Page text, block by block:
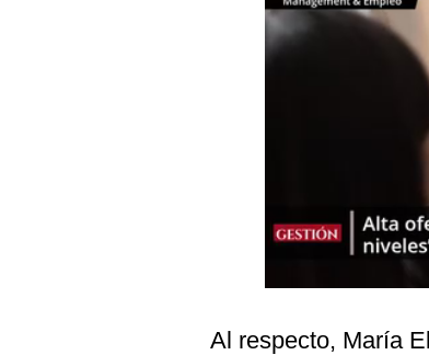
Al respecto, María